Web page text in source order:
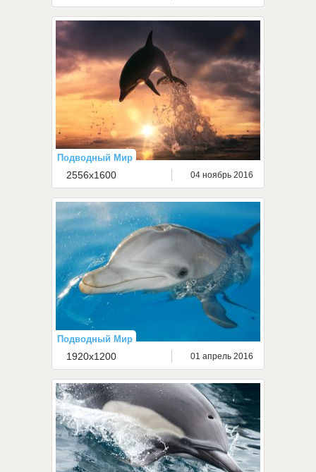
Подводный Мир
2556x1600 04 ноябрь 2016
Подводный Мир
1920x1200 01 апрель 2016